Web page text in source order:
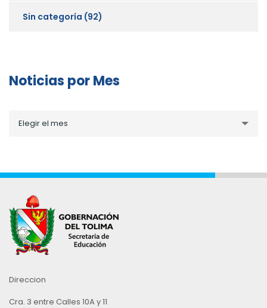
Sin categoría (92)
Noticias por Mes
porElegir el mes
Direccion
Cra. 3 entre Calles 10A y 11